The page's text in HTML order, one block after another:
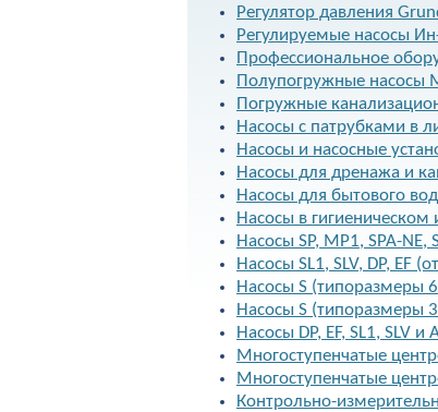
Регулятор давления
Регулируемые насосы
Профессиональное
Полупогружные насосы
Погружные
Насосы с патрубками в
Насосы и насосные
Насосы для дренажа и
Насосы для бытового
Насосы в
Насосы SP, MP1, SPA-NE,
Насосы SL1, SLV, DP, EF
Насосы S (типоразмеры
Насосы S (типоразмеры
Насосы DP, EF, SL1, SLV
Многоступенчатые
Многоступенчатые
Контрольно-